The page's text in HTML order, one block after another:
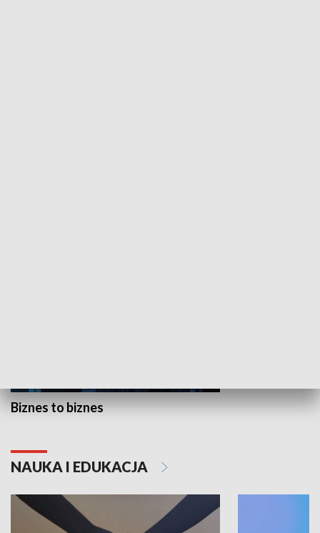
Biznes to biznes
NAUKA I EDUKACJA